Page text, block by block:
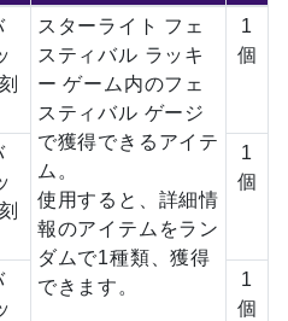
スターライト フェ
スティバル ラッキ
ー ゲーム内のフェ
スティバル ゲージ
で獲得できるアイテ
ム。
使用すると、詳細情
報のアイテムをラン
ダムで1種類、獲得
できます。
1
個
1
個
1
個